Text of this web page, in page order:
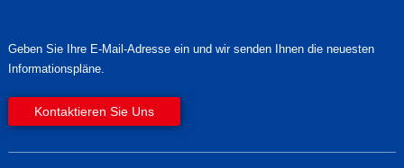
Geben Sie Ihre E-Mail-Adresse ein und wir senden Ihnen die neuesten
Informationspläne.
Kontaktieren Sie Uns